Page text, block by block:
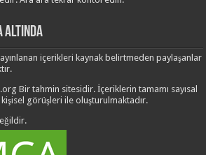
Altında
içerikleri kaynak belirtmeden paylaşanlar
Bir tahmin sitesidir. İçeriklerin tamamı sayısal
görüşleri ile oluşturulmaktadır.